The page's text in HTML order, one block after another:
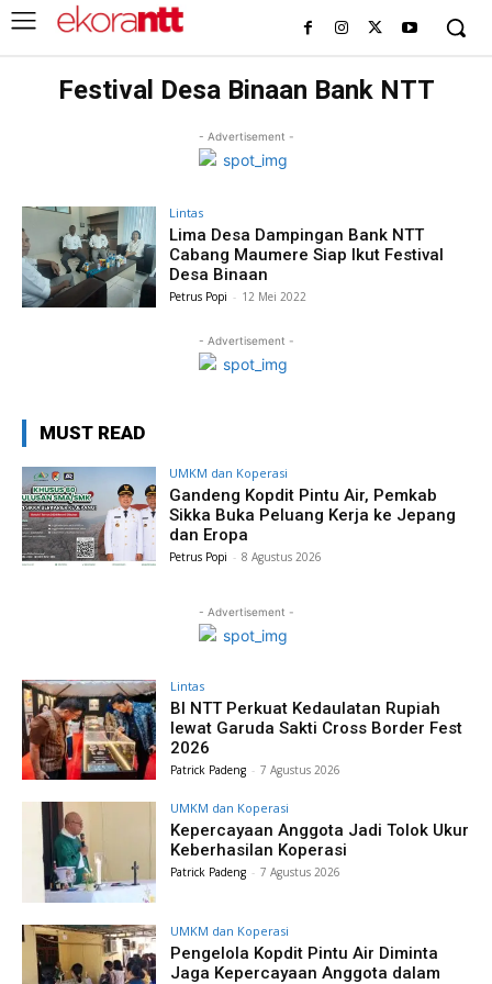
Festival Desa Binaan Bank NTT
- Advertisement -
Lintas
Lima Desa Dampingan Bank NTT
Cabang Maumere Siap Ikut Festival
Desa Binaan
Petrus Popi - 12 Mei 2022
- Advertisement -
MUST READ
UMKM dan Koperasi
Gandeng Kopdit Pintu Air, Pemkab
Sikka Buka Peluang Kerja ke Jepang
dan Eropa
Petrus Popi - 8 Agustus 2026
- Advertisement -
Lintas
BI NTT Perkuat Kedaulatan Rupiah
lewat Garuda Sakti Cross Border Fest
2026
Patrick Padeng - 7 Agustus 2026
UMKM dan Koperasi
Kepercayaan Anggota Jadi Tolok Ukur
Keberhasilan Koperasi
Patrick Padeng - 7 Agustus 2026
UMKM dan Koperasi
Pengelola Kopdit Pintu Air Diminta
Jaga Kepercayaan Anggota dalam